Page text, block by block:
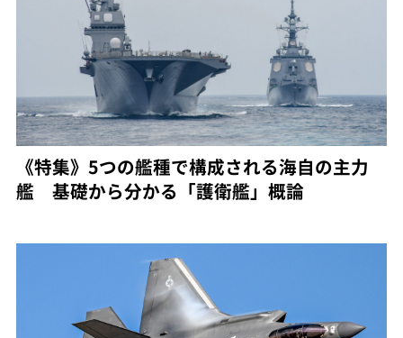
《特集》5つの艦種で構成される海自の主力
艦 基礎から分かる「護衛艦」概論